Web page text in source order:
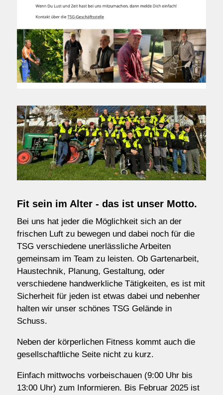
Fit sein im Alter - das ist unser Motto.
Bei uns hat jeder die Möglichkeit sich an der
frischen Luft zu bewegen und dabei noch für die
TSG verschiedene unerlässliche Arbeiten
gemeinsam im Team zu leisten. Ob Gartenarbeit,
Haustechnik, Planung, Gestaltung, oder
verschiedene handwerkliche Tätigkeiten, es ist mit
Sicherheit für jeden ist etwas dabei und nebenher
halten wir unser schönes TSG Gelände in
Schuss.
Neben der körperlichen Fitness kommt auch die
gesellschaftliche Seite nicht zu kurz.
Einfach mittwochs vorbeischauen (9:00 Uhr bis
13:00 Uhr) zum Informieren. Bis Februar 2025 ist